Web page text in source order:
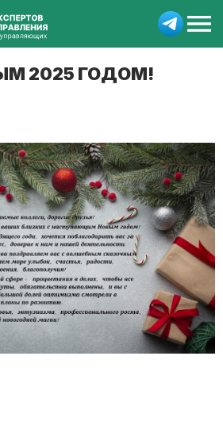
2025 ГОДОМ!